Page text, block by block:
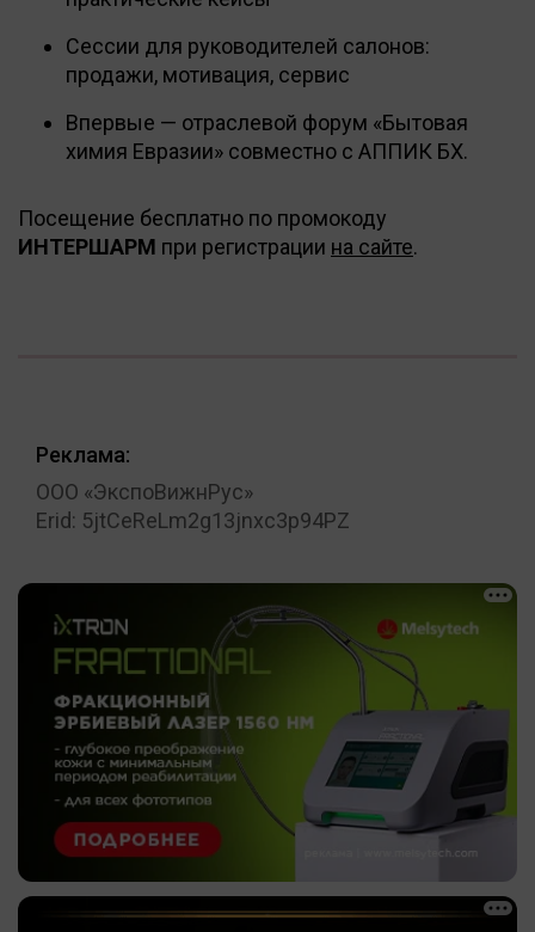
Сессии для руководителей салонов:
продажи, мотивация, сервис
Впервые — отраслевой форум «Бытовая
химия Евразии» совместно с АППИК БХ.
Посещение бесплатно по промокоду
ИНТЕРШАРМ при регистрации на сайте.
Реклама:
ООО «ЭкспоВижнРус»
Erid: 5jtCeReLm2g13jnxc3p94PZ